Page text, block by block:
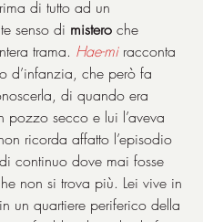
di tutto ad un
senso di mistero che
trama. Hae-mi racconta
d’infanzia, che però fa
di quando era
pozzo secco e lui l’aveva
ricorda affatto l’episodio
continuo dove mai fosse
non si trova più. Lei vive in
un quartiere periferico della